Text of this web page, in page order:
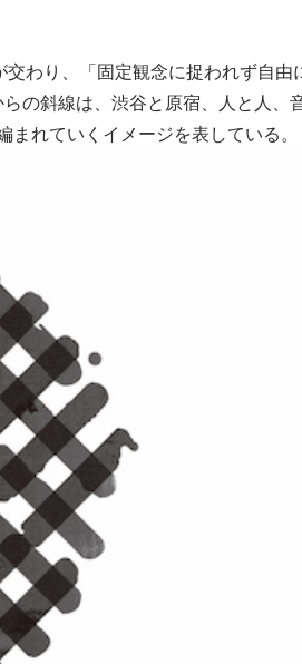
わり、「固定観念に捉われず自由
の斜線は、渋谷と原宿、人と人、
れていくイメージを表している。
DJ!?
3
セレブ御